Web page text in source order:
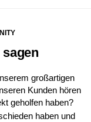
großartigen
Kunden hören
geholfen haben?
haben und